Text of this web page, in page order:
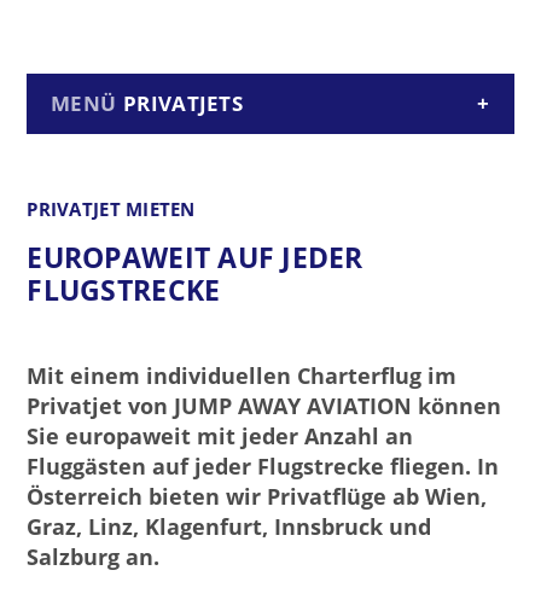
PRIVATJETS
PRIVATJET MIETEN
EUROPAWEIT AUF JEDER
FLUGSTRECKE
Mit einem individuellen Charterflug im
Privatjet von JUMP AWAY AVIATION können
Sie europaweit mit jeder Anzahl an
Fluggästen auf jeder Flugstrecke fliegen. In
Österreich bieten wir Privatflüge ab Wien,
Graz, Linz, Klagenfurt, Innsbruck und
Salzburg an.